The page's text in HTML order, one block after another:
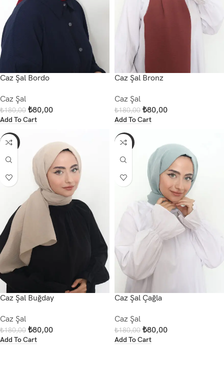
Caz Şal Bordo
Caz Şal
₺180,00 ₺80,00
Add To Cart
Caz Şal Bronz
Caz Şal
₺180,00 ₺80,00
Add To Cart
-56%
Caz Şal Buğday
Caz Şal
₺180,00 ₺80,00
Add To Cart
-56%
Caz Şal Çağla
Caz Şal
₺180,00 ₺80,00
Add To Cart